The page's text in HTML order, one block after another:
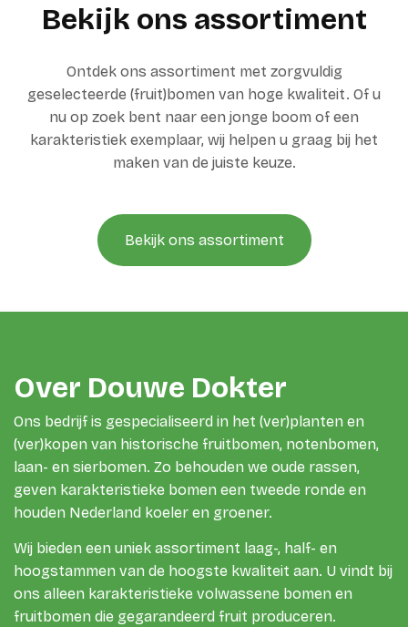
Bekijk ons assortiment
Ontdek ons assortiment met zorgvuldig
geselecteerde (fruit)bomen van hoge kwaliteit. Of u
nu op zoek bent naar een jonge boom of een
karakteristiek exemplaar, wij helpen u graag bij het
maken van de juiste keuze.
Bekijk ons assortiment
Over Douwe Dokter
Ons bedrijf is gespecialiseerd in het (ver)planten en
(ver)kopen van historische fruitbomen, notenbomen,
laan- en sierbomen. Zo behouden we oude rassen,
geven karakteristieke bomen een tweede ronde en
houden Nederland koeler en groener.
Wij bieden een uniek assortiment laag-, half- en
hoogstammen van de hoogste kwaliteit aan. U vindt bij
ons alleen karakteristieke volwassene bomen en
fruitbomen die gegarandeerd fruit produceren.